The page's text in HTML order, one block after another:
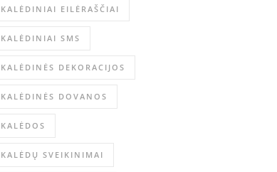
KALĖDINIAI EILĖRAŠČIAI
KALĖDINIAI SMS
KALĖDINĖS DEKORACIJOS
KALĖDINĖS DOVANOS
KALĖDOS
KALĖDŲ SVEIKINIMAI